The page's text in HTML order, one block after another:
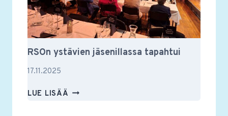
RSOn ystävien jäsenillassa tapahtui
17.11.2025
LUE LISÄÄ RSON